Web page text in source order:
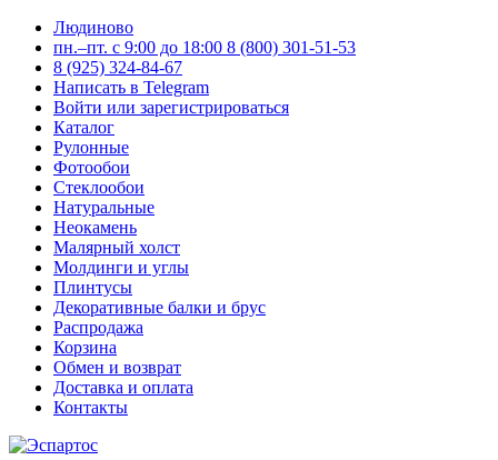
Людиново
пн.–пт. с 9:00 до 18:00 8 (800) 301-51-53
8 (925) 324-84-67
Написать в Telegram
Войти или зарегистрироваться
Каталог
Рулонные
Фотообои
Стеклообои
Натуральные
Неокамень
Малярный холст
Молдинги и углы
Плинтусы
Декоративные балки и брус
Распродажа
Корзина
Обмен и возврат
Доставка и оплата
Контакты